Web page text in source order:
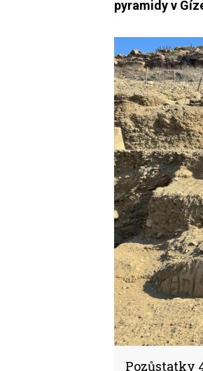
pyramidy v
Pozůstatky